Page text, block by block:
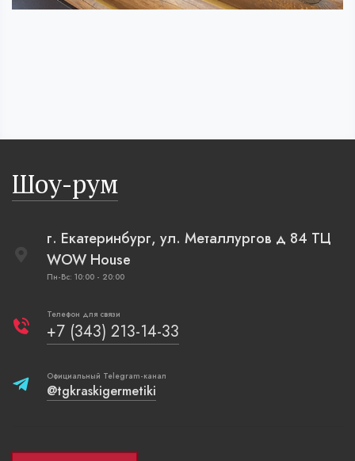
Шоу-рум
г. Екатеринбург, ул. Металлургов д 84 ТЦ
WOW House
Пн-Вс: 10:00 - 20:00
Телефон для связи
+7 (343) 213-14-33
Официальный Telegram-канал
@tgkraskigermetiki